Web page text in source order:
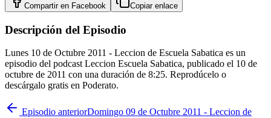
Compartir en Facebook Copiar enlace
Descripción del Episodio
Lunes 10 de Octubre 2011 - Leccion de Escuela Sabatica es un
episodio del podcast Leccion Escuela Sabatica, publicado el 10 de
octubre de 2011 con una duración de 8:25. Reprodúcelo o
descárgalo gratis en Poderato.
Episodio anteriorDomingo 09 de Octubre 2011 - Leccion de